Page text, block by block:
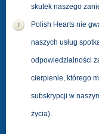
skutek naszego
Polish Hearts nie
naszych usług
odpowiedzialności
cierpienie, którego
subskrypcji w
życia).